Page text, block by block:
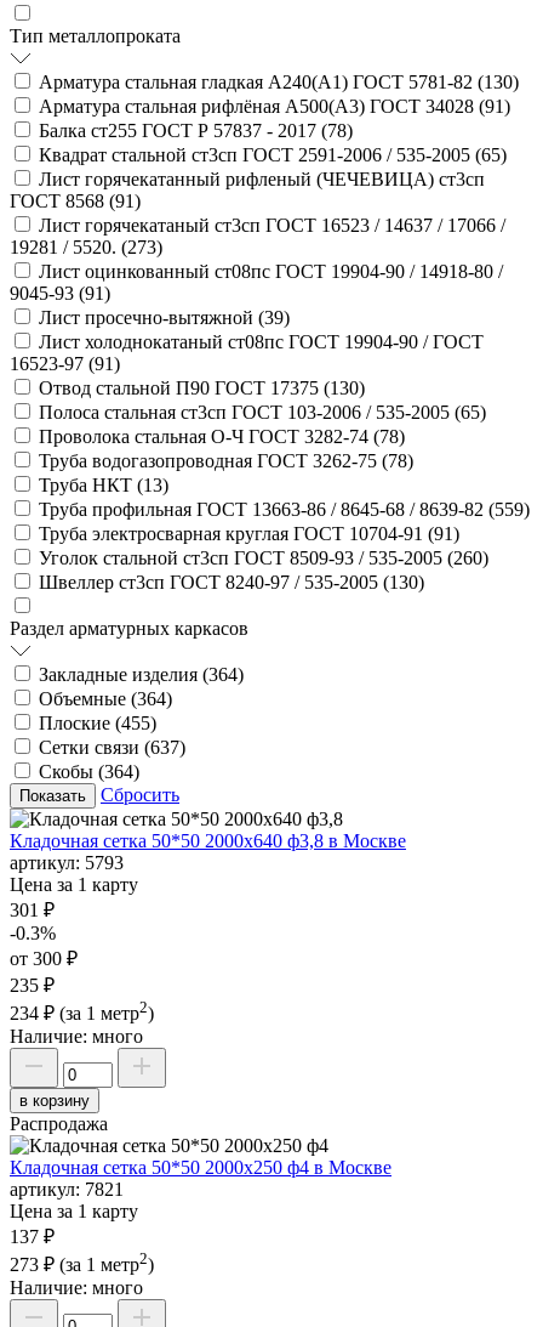
Тип металлопроката
Арматура стальная гладкая А240(А1) ГОСТ 5781-82 (130)
Арматура стальная рифлёная А500(А3) ГОСТ 34028 (91)
Балка ст255 ГОСТ Р 57837 - 2017 (78)
Квадрат стальной ст3сп ГОСТ 2591-2006 / 535-2005 (65)
Лист горячекатанный рифленый (ЧЕЧЕВИЦА) ст3сп
ГОСТ 8568 (91)
Лист горячекатаный ст3сп ГОСТ 16523 / 14637 / 17066 /
19281 / 5520. (273)
Лист оцинкованный ст08пс ГОСТ 19904-90 / 14918-80 /
9045-93 (91)
Лист просечно-вытяжной (39)
Лист холоднокатаный ст08пс ГОСТ 19904-90 / ГОСТ
16523-97 (91)
Отвод стальной П90 ГОСТ 17375 (130)
Полоса стальная ст3сп ГОСТ 103-2006 / 535-2005 (65)
Проволока стальная О-Ч ГОСТ 3282-74 (78)
Труба водогазопроводная ГОСТ 3262-75 (78)
Труба НКТ (13)
Труба профильная ГОСТ 13663-86 / 8645-68 / 8639-82 (559)
Труба электросварная круглая ГОСТ 10704-91 (91)
Уголок стальной ст3сп ГОСТ 8509-93 / 535-2005 (260)
Швеллер ст3сп ГОСТ 8240-97 / 535-2005 (130)
Раздел арматурных каркасов
Закладные изделия (364)
Объемные (364)
Плоские (455)
Сетки связи (637)
Скобы (364)
Сбросить
Кладочная сетка 50*50 2000х640 ф3,8 в Москве
артикул: 5793
Цена за 1 карту
301 ₽
-0.3%
от 300 ₽
235 ₽
234 ₽ (за 1 метр2)
Наличие: много
в корзину
Распродажа
Кладочная сетка 50*50 2000х250 ф4 в Москве
артикул: 7821
Цена за 1 карту
137 ₽
273 ₽ (за 1 метр2)
Наличие: много